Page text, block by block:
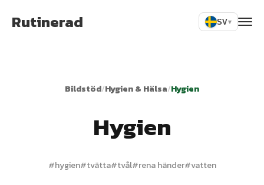
Rutinerad SV▾
Bildstöd/Hygien & Hälsa/Hygien
Hygien
#hygien#tvätta#tvål#rena händer#vatten